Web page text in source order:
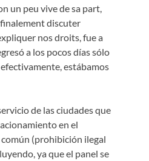
un peu vive de sa part,
discuter
nos droits, fue a
a los pocos días sólo
estábamos
de las ciudades que
en el
(prohibición ilegal
ya que el panel se